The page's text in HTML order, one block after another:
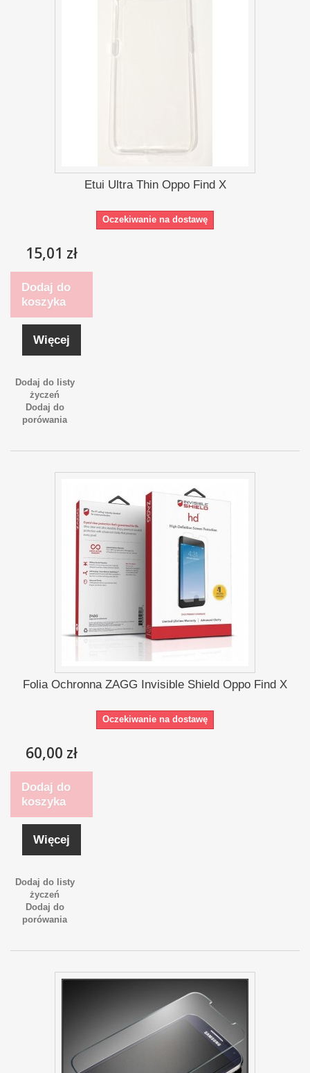
Etui Ultra Thin Oppo Find X
Oczekiwanie na dostawę
15,01 zł
Dodaj do
koszyka
Więcej
Dodaj do listy
życzeń
Dodaj do
porówania
Folia Ochronna ZAGG Invisible Shield Oppo Find X
Oczekiwanie na dostawę
60,00 zł
Dodaj do
koszyka
Więcej
Dodaj do listy
życzeń
Dodaj do
porówania